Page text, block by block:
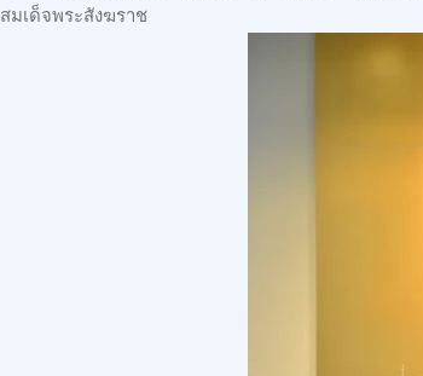
สมเด็จพระสังฆราช